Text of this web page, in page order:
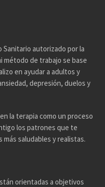
autorizado por la
método de trabajo se base
en ayudar a adultos y
depresión, duelos y
la terapia como un proceso
los patrones que te
saludables y realistas.
orientadas a objetivos